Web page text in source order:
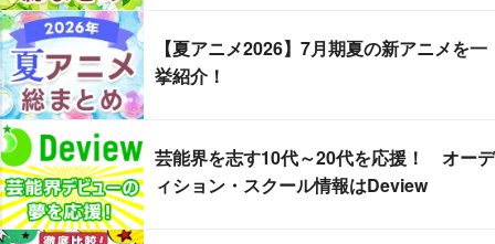
【夏アニメ2026】7月期夏の新アニメを一
挙紹介！
芸能界を志す10代～20代を応援！ オーデ
ィション・スクール情報はDeview